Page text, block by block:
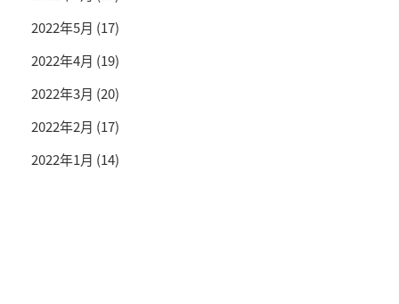
2022年5月 (17)
2022年4月 (19)
2022年3月 (20)
2022年2月 (17)
2022年1月 (14)